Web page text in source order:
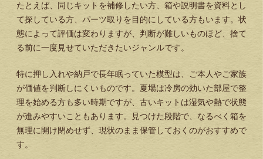
たとえば、同じキットを補修したい方、箱や説明書を資料とし
て探している方、パーツ取りを目的にしている方もいます。状
態によって評価は変わりますが、判断が難しいものほど、捨て
る前に一度見せていただきたいジャンルです。
特に押し入れや納戸で長年眠っていた模型は、ご本人やご家族
が価値を判断しにくいものです。夏場は冷房の効いた部屋で整
理を始める方も多い時期ですが、古いキットは湿気や熱で状態
が進みやすいこともあります。見つけた段階で、なるべく箱を
無理に開け閉めせず、現状のまま保管しておくのがおすすめで
す。